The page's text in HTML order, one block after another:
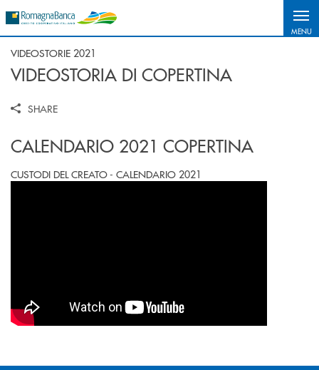
MENU
VIDEOSTORIE 2021
VIDEOSTORIA DI COPERTINA
SHARE
CALENDARIO 2021 COPERTINA
CUSTODI DEL CREATO - CALENDARIO 2021